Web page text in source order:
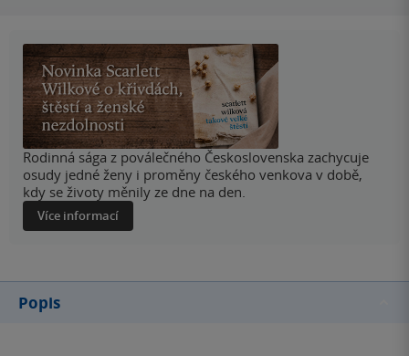
Rodinná sága z poválečného Československa zachycuje
osudy jedné ženy i proměny českého venkova v době,
kdy se životy měnily ze dne na den.
Více informací
Popis